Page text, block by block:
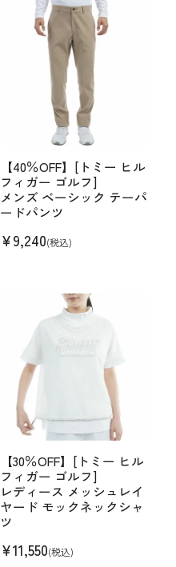
【40％OFF】[トミー ヒル
フィガー ゴルフ]
メンズ ベーシック テーパ
ードパンツ
¥9,240(税込)
【30％OFF】[トミー ヒル
フィガー ゴルフ]
レディース メッシュレイ
ヤード モックネックシャ
ツ
¥11,550(税込)